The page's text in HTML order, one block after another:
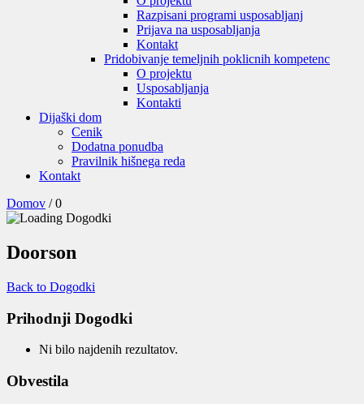
Razpisani programi usposabljanj
Prijava na usposabljanja
Kontakt
Pridobivanje temeljnih poklicnih kompetenc
O projektu
Usposabljanja
Kontakti
Dijaški dom
Cenik
Dodatna ponudba
Pravilnik hišnega reda
Kontakt
Domov /0
Doorson
Back to Dogodki
Prihodnji Dogodki
Ni bilo najdenih rezultatov.
Obvestila